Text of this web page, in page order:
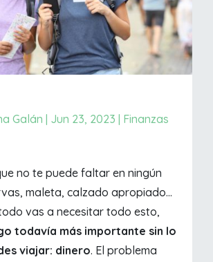
Galán Jun 23, 2023 Finanzas
no te puede faltar en ningún
maleta, calzado apropiado...
vas a necesitar todo esto,
todavía más importante sin lo
viajar: dinero. El problema